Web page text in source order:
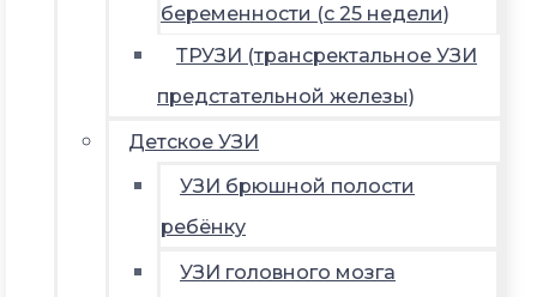
беременности (с 25 недели)
ТРУЗИ (трансректальное УЗИ
предстательной железы)
Детское УЗИ
УЗИ брюшной полости
ребёнку
УЗИ головного мозга